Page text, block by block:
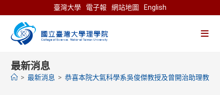
to
content
臺灣大學 電子報 網站地圖 English
最新消息
> 最新消息 > 恭喜本院大氣科學系吳俊傑教授及曾開治助理教